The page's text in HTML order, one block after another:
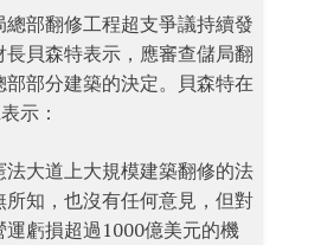
總部翻修工程超支爭議持續發
長貝森特表示，應審查儲局翻
部部分建築的決定。貝森特在
示：
法大道上大規模建築翻修的法
所知，也沒有任何意見，但對
運虧損超過1000億美元的機